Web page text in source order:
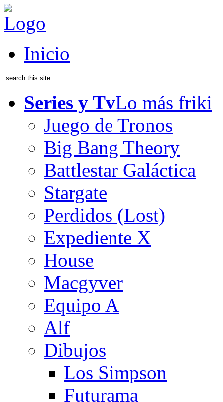
Inicio
Series y TvLo más friki
Juego de Tronos
Big Bang Theory
Battlestar Galáctica
Stargate
Perdidos (Lost)
Expediente X
House
Macgyver
Equipo A
Alf
Dibujos
Los Simpson
Futurama